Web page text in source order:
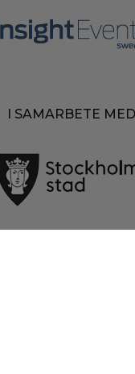
I SAMARBETE MED